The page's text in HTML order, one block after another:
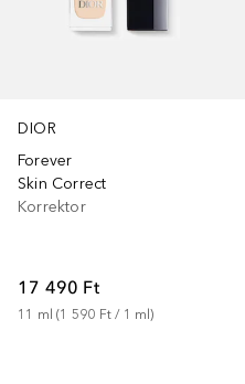
DIOR
Forever
Skin Correct
Korrektor
17 490 Ft
11 ml (1 590 Ft / 1 ml)